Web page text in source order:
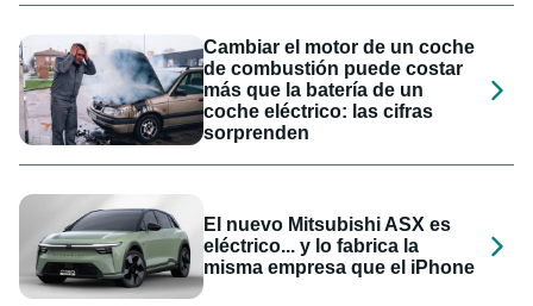
Cambiar el motor de un coche
de combustión puede costar
más que la batería de un
coche eléctrico: las cifras
sorprenden
El nuevo Mitsubishi ASX es
eléctrico... y lo fabrica la
misma empresa que el iPhone